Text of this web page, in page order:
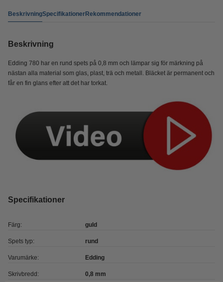
BeskrivningSpecifikationerRekommendationer
Beskrivning
Edding 780 har en rund spets på 0,8 mm och lämpar sig för märkning på
nästan alla material som glas, plast, trä och metall. Bläcket är permanent och
får en fin glans efter att det har torkat.
Specifikationer
Färg: guld
Spets typ: rund
Varumärke: Edding
Skrivbredd: 0,8 mm